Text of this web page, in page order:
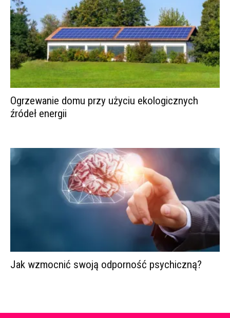
Ogrzewanie domu przy użyciu ekologicznych
źródeł energii
Jak wzmocnić swoją odporność psychiczną?